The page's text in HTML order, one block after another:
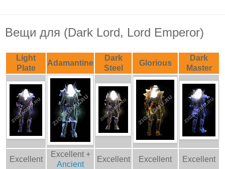
Вещи для (Dark Lord, Lord Emperor)
Light
Plate
Adamantine
Dark
Steel
Glorious
Dark
Master
Excellent
Excellent +
Ancient
Excellent Excellent
Excellent